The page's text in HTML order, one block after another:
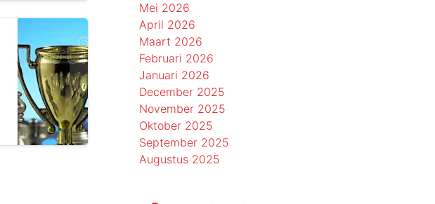
Mei 2026
April 2026
Maart 2026
Februari 2026
Januari 2026
December 2025
November 2025
Oktober 2025
September 2025
Augustus 2025